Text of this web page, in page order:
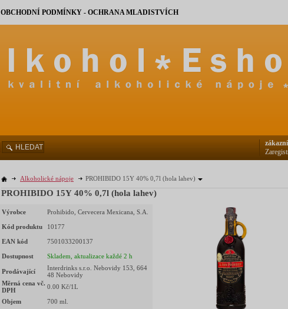
Alkoholické nápoje PROHIBIDO 15Y 40% 0,7l (hola lahev)
PROHIBIDO 15Y 40% 0,7l (hola lahev)
Výrobce Prohibido, Cervecera Mexicana, S.A.
Kód produktu 10177
EAN kód 7501033200137
Dostupnost Skladem, aktualizace každé 2 h
Prodávající
Interdrinks s.r.o. Nebovidy 153, 664
48 Nebovidy
Měrná cena vč.
DPH
0.00 Kč/1L
Objem 700 ml.
OBCHODNÍ PODMÍNKY - OCHRANA MLADISTVÍCH
HLEDAT